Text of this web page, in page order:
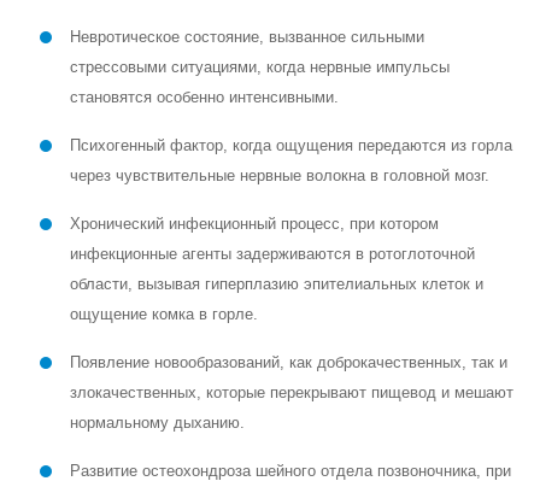
Невротическое состояние, вызванное сильными
стрессовыми ситуациями, когда нервные импульсы
становятся особенно интенсивными.
Психогенный фактор, когда ощущения передаются из горла
через чувствительные нервные волокна в головной мозг.
Хронический инфекционный процесс, при котором
инфекционные агенты задерживаются в ротоглоточной
области, вызывая гиперплазию эпителиальных клеток и
ощущение комка в горле.
Появление новообразований, как доброкачественных, так и
злокачественных, которые перекрывают пищевод и мешают
нормальному дыханию.
Развитие остеохондроза шейного отдела позвоночника, при